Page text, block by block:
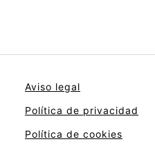
Aviso legal
Política de privacidad
Política de cookies